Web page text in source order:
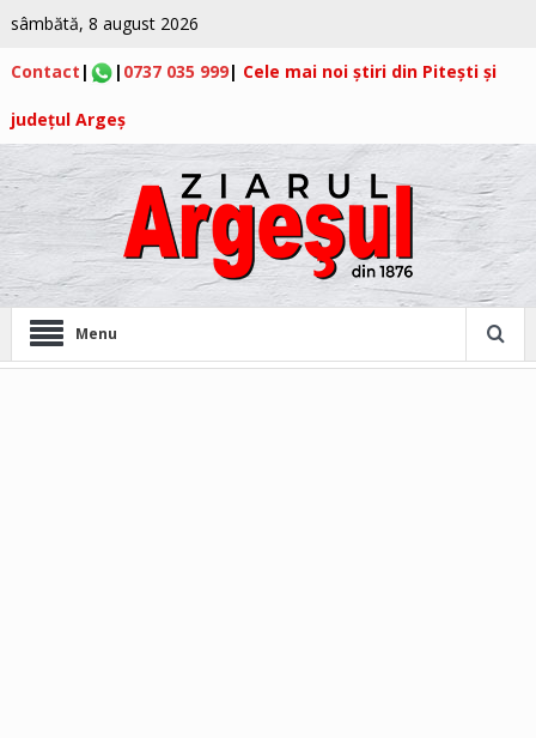
sâmbătă, 8 august 2026
Contact | | 0737 035 999| Cele mai noi știri din Pitești și
județul Argeș
Menu